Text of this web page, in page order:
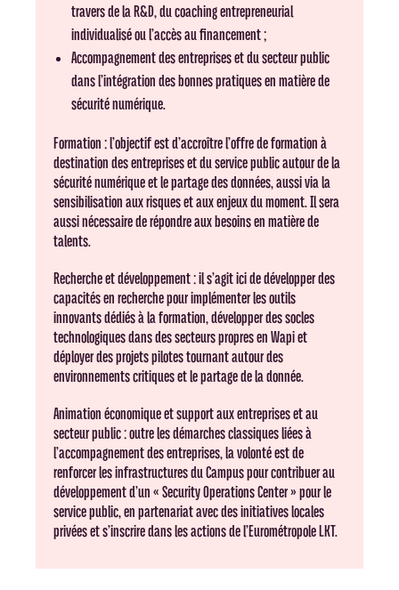
travers de la R&D, du coaching entrepreneurial
individualisé ou l’accès au financement ;
Accompagnement des entreprises et du secteur public
dans l’intégration des bonnes pratiques en matière de
sécurité numérique.
Formation : l’objectif est d’accroître l’offre de formation à
destination des entreprises et du service public autour de la
sécurité numérique et le partage des données, aussi via la
sensibilisation aux risques et aux enjeux du moment. Il sera
aussi nécessaire de répondre aux besoins en matière de
talents.
Recherche et développement : il s’agit ici de développer des
capacités en recherche pour implémenter les outils
innovants dédiés à la formation, développer des socles
technologiques dans des secteurs propres en Wapi et
déployer des projets pilotes tournant autour des
environnements critiques et le partage de la donnée.
Animation économique et support aux entreprises et au
secteur public : outre les démarches classiques liées à
l’accompagnement des entreprises, la volonté est de
renforcer les infrastructures du Campus pour contribuer au
développement d’un « Security Operations Center » pour le
service public, en partenariat avec des initiatives locales
privées et s’inscrire dans les actions de l’Eurométropole LKT.